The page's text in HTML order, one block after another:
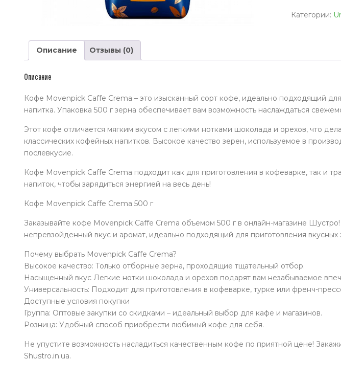
Movenpick
500
Категории:
Описание Отзывы (0)
Описание
Кофе Movenpick Caffe Crema – это изысканный сорт кофе, идеально подходящий
напитка. Упаковка 500 г зерна обеспечивает вам возможность наслаждаться
Этот кофе отличается мягким вкусом с легкими нотками шоколада и орехов, что
классических кофейных напитков. Высокое качество зерен, используемое в
послевкусие.
Кофе Movenpick Caffe Crema подходит как для приготовления в кофеварке, так и
напиток, чтобы зарядиться энергией на весь день!
Кофе Movenpick Caffe Crema 500 г
Заказывайте кофе Movenpick Caffe Crema объемом 500 г в онлайн-магазине
непревзойденный вкус и аромат, идеально подходящий для приготовления вкусных
Почему выбрать Movenpick Caffe Crema?
Высокое качество: Только отборные зерна, проходящие тщательный отбор.
Насыщенный вкус Легкие нотки шоколада и орехов подарят вам незабываемое
Универсальность: Подходит для приготовления в кофеварке, турке или френч-
Доступные условия покупки
Группа: Оптовые закупки со скидками – идеальный выбор для кафе и магазинов.
Розница: Удобный способ приобрести любимый кофе для себя.
Не упустите возможность насладиться качественным кофе по приятной цене!
Shustro.in.ua.